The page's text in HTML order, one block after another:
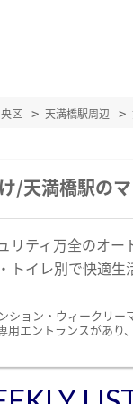
区 天満橋駅周辺
/天満橋駅の
リティ万全のオー
トイレ別で快適生
ション・ウィークリ
用エントランスがあ